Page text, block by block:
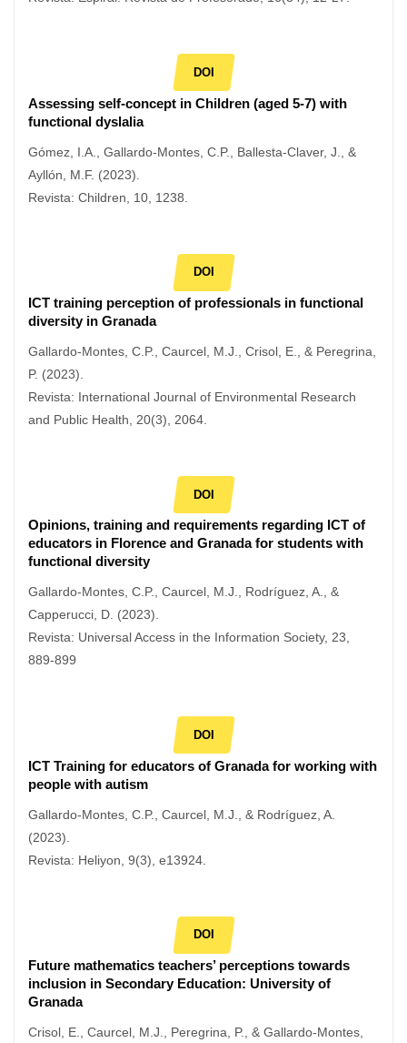
DOI
Assessing self-concept in Children (aged 5-7) with
functional dyslalia
Gómez, I.A., Gallardo-Montes, C.P., Ballesta-Claver, J., &
Ayllón, M.F. (2023).
Revista: Children, 10, 1238.
DOI
ICT training perception of professionals in functional
diversity in Granada
Gallardo-Montes, C.P., Caurcel, M.J., Crisol, E., & Peregrina,
P. (2023).
Revista: International Journal of Environmental Research
and Public Health, 20(3), 2064.
DOI
Opinions, training and requirements regarding ICT of
educators in Florence and Granada for students with
functional diversity
Gallardo-Montes, C.P., Caurcel, M.J., Rodríguez, A., &
Capperucci, D. (2023).
Revista: Universal Access in the Information Society, 23,
889-899
DOI
ICT Training for educators of Granada for working with
people with autism
Gallardo-Montes, C.P., Caurcel, M.J., & Rodríguez, A.
(2023).
Revista: Heliyon, 9(3), e13924.
DOI
Future mathematics teachers’ perceptions towards
inclusion in Secondary Education: University of
Granada
Crisol, E., Caurcel, M.J., Peregrina, P., & Gallardo-Montes,